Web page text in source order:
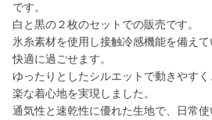
です。
白と黒の２枚のセットでの販売です。
氷糸素材を使用し接触冷感機能を備え
快適に過ごせます。
ゆったりとしたシルエットで動きやす
楽な着心地を実現しました。
通気性と速乾性に優れた生地で、日常